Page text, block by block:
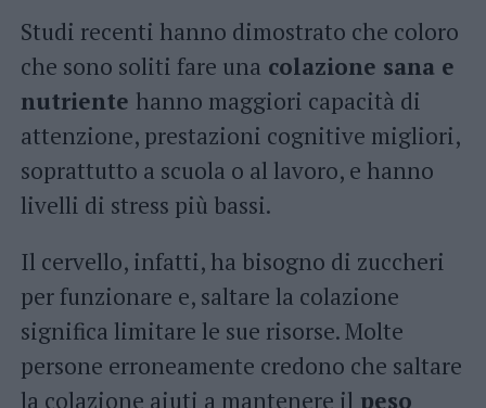
Studi recenti hanno dimostrato che coloro
che sono soliti fare una colazione sana e
nutriente hanno maggiori capacità di
attenzione, prestazioni cognitive migliori,
soprattutto a scuola o al lavoro, e hanno
livelli di stress più bassi.
Il cervello, infatti, ha bisogno di zuccheri
per funzionare e, saltare la colazione
significa limitare le sue risorse. Molte
persone erroneamente credono che saltare
la colazione aiuti a mantenere il peso